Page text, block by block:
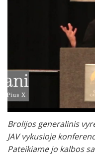
Brolijos generalinis
JAV vykusioje
Pateikiame jo kalbos